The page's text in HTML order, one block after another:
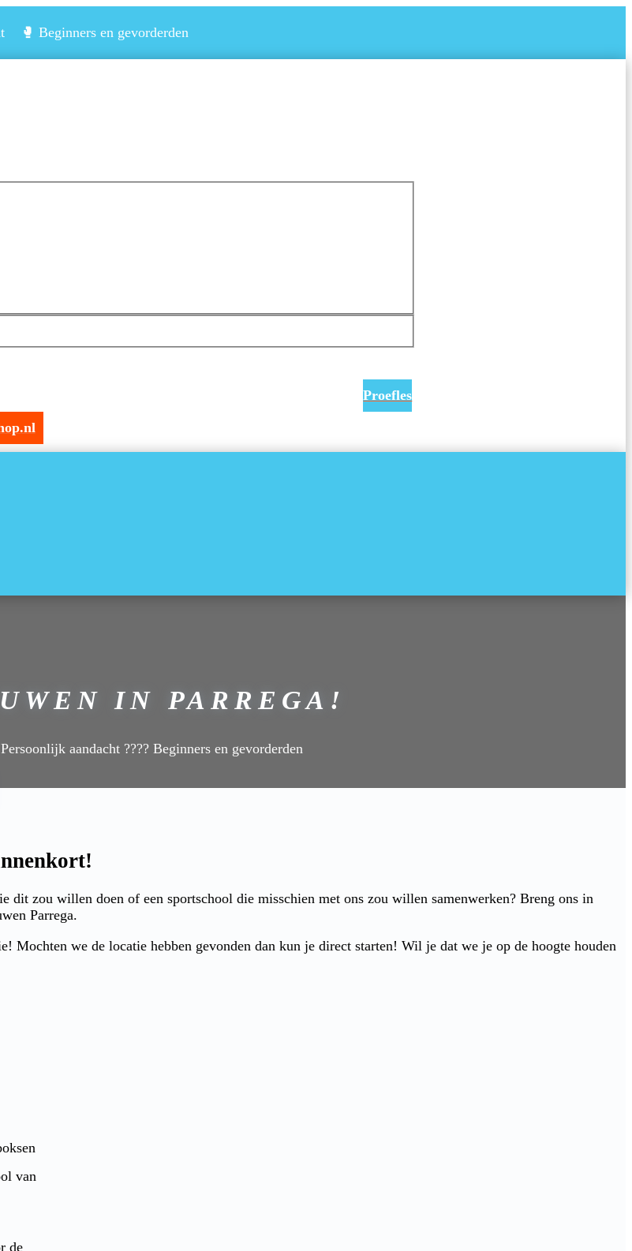
Beginners en gevorderden
Proefles
IN PARREGA!
aandacht ???? Beginners en gevorderden
zou willen doen of een sportschool die misschien met ons zou willen samenwerken? Breng ons in
Parrega.
Mochten we de locatie hebben gevonden dan kun je direct starten! Wil je dat we je op de hoogte houden
van
de